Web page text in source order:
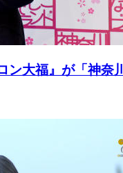
大福』が「神奈